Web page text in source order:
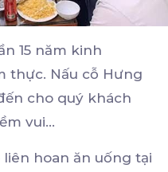
15 năm kinh
thực. Nấu cỗ Hưng
cho quý khách
vui…
hoan ăn uống tại